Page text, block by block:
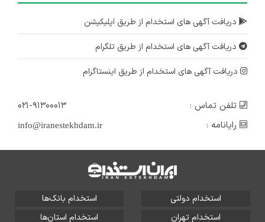
دریافت آگهی های استخدام از طریق اپلیکیشن
دریافت آگهی های استخدام از طریق تلگرام
دریافت آگهی های استخدام از طریق اینستاگرام
تلفن تماس :
۰۲۱-۹۱۳۰۰۰۱۳
رایانامه :
info@iranestekhdam.ir
استخدام دولتی
استخدام بانک‌ها
استخدام تهران
استخدام استان‌ها